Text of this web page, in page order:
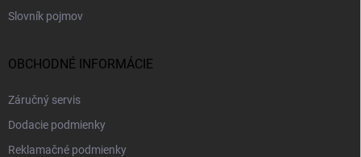
Slovník pojmov
OBCHODNÉ INFORMÁCIE
Záručný servis
Dodacie podmienky
Reklamačné podmienky